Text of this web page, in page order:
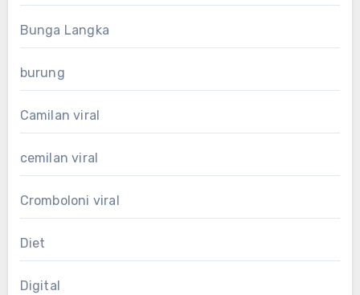
Bunga Langka
burung
Camilan viral
cemilan viral
Cromboloni viral
Diet
Digital